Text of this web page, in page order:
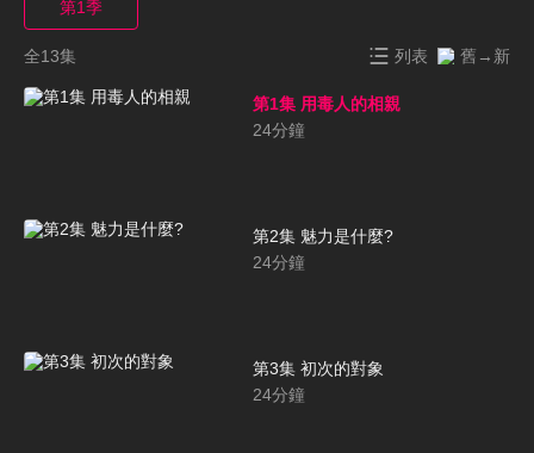
第1季
全13集 列表 舊→新
第1集 用毒人的相親
24分鐘
第2集 魅力是什麼?
24分鐘
第3集 初次的對象
24分鐘